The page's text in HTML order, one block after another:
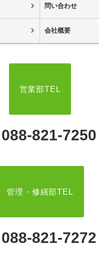
問い合わせ
会社概要
営業部TEL
088-821-7250
管理・修繕部TEL
088-821-7272